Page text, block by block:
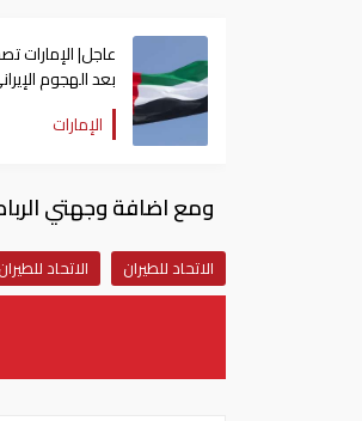
عاجل| الإمارات
بعد الهجوم
سفينة تابعة
الإمارات
ومع اضافة وجهتي الرباط
الاتحاد للطيران الاتحاد للطيران